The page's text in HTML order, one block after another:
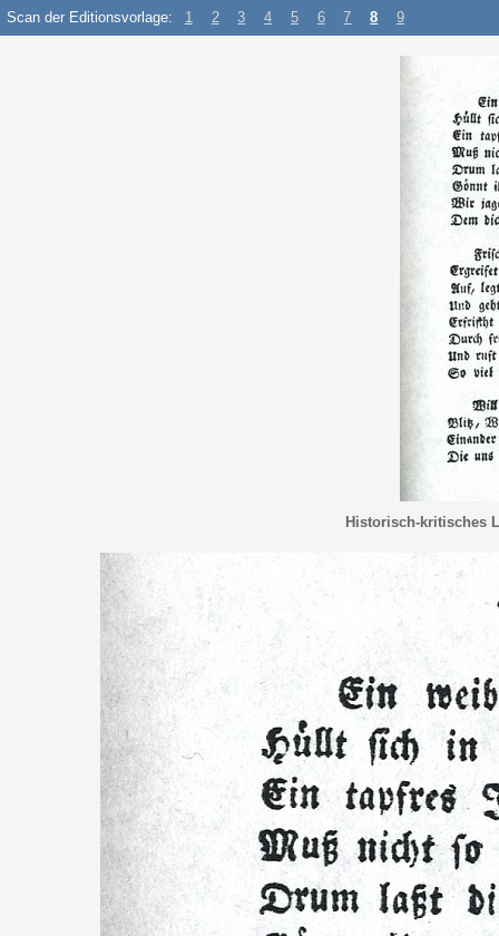
Scan der Editionsvorlage: 1 2 3 4 5 6 7 8 9
Historisch-kritisches